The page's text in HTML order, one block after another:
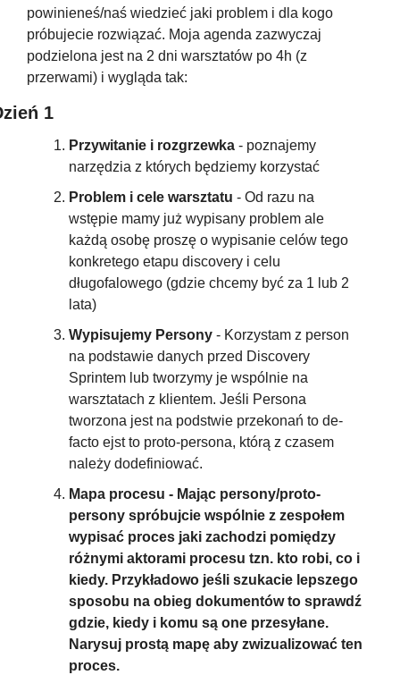
powinieneś/naś wiedzieć jaki problem i dla kogo
próbujecie rozwiązać. Moja agenda zazwyczaj
podzielona jest na 2 dni warsztatów po 4h (z
przerwami) i wygląda tak:
1
Przywitanie i rozgrzewka - poznajemy
narzędzia z których będziemy korzystać
Problem i cele warsztatu - Od razu na
wstępie mamy już wypisany problem ale
każdą osobę proszę o wypisanie celów tego
konkretego etapu discovery i celu
długofalowego (gdzie chcemy być za 1 lub 2
lata)
Wypisujemy Persony - Korzystam z person
na podstawie danych przed Discovery
Sprintem lub tworzymy je wspólnie na
warsztatach z klientem. Jeśli Persona
tworzona jest na podstwie przekonań to de-
facto ejst to proto-persona, którą z czasem
należy dodefiniować.
Mapa procesu - Mając persony/proto-
persony spróbujcie wspólnie z zespołem
wypisać proces jaki zachodzi pomiędzy
różnymi aktorami procesu tzn. kto robi, co i
kiedy. Przykładowo jeśli szukacie lepszego
sposobu na obieg dokumentów to sprawdź
gdzie, kiedy i komu są one przesyłane.
Narysuj prostą mapę aby zwizualizować ten
proces.